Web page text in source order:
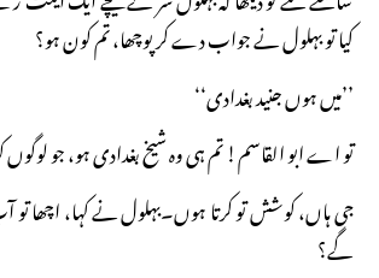
کیا تو بہلول نے جواب دے کر پوچھا، تم کون ہو؟
’’میں ہوں جنید بغدادی‘‘
تو اے ابو القاسم! تم ہی وہ شیخ بغدادی ہو، جو لوگوں
جی ہاں، کوشش تو کرتا ہوں۔بہلول نے کہا، اچھا تو
گے؟